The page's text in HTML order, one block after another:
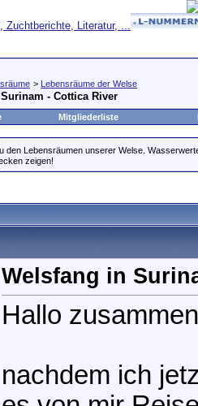
> Lebensräume der Welse
- Cottica River
Mitgliederliste
den Lebensräumen unserer Welse.
zeigen!
Welsfang in
Hallo
nachdem ich